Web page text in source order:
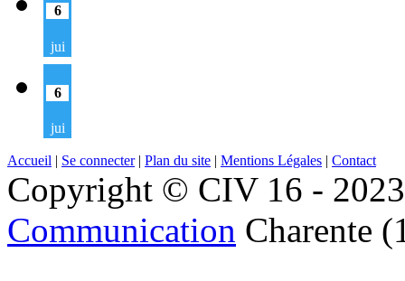
6
jui
6
jui
Accueil | Se connecter| Plan du site | Mentions Légales | Contact
Copyright © CIV 16 -
Communication Charente